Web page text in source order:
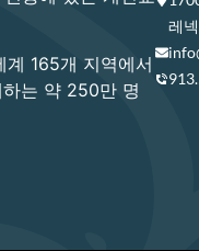
165개 지역에서
는 약 250만 명
레